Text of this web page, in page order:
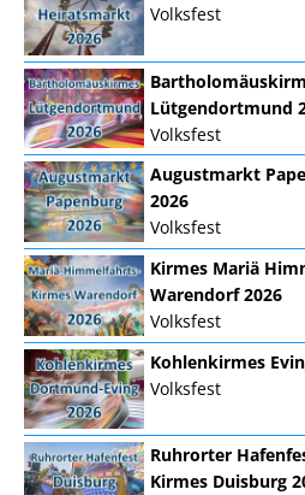
Volksfest
Lütgendortmund
Volksfest
Augustmarkt
2026
Volksfest
Kirmes Mariä
Warendorf 2026
Volksfest
Kohlenkirmes
Volksfest
Ruhrorter
Kirmes Duisburg